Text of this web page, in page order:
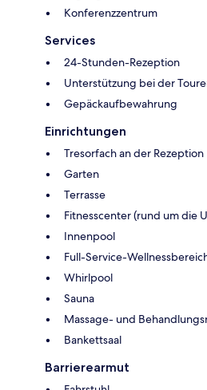
Konferenzzentrum
Services
24-Stunden-Rezeption
Unterstützung bei der
Gepäckaufbewahrung
Einrichtungen
Tresorfach an der Rezeption
Garten
Terrasse
Fitnesscenter (rund um die
Innenpool
Full-Service-
Whirlpool
Sauna
Massage- und
Bankettsaal
Barrierearmut